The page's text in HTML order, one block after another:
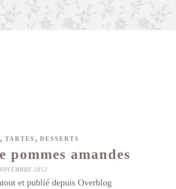
, TARTES , DESSERTS
pommes amandes
2012
et publié depuis Overblog